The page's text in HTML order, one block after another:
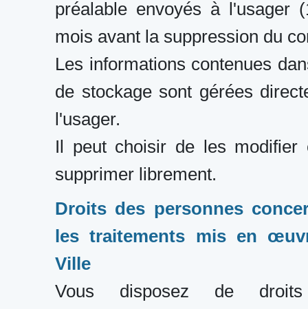
préalable envoyés à l'usager
mois avant la suppression du
Les informations contenues
de stockage sont gérées
l'usager.
Il peut choisir de les modifier
supprimer librement.
Droits des personnes
les traitements mis en
Ville
Vous disposez de